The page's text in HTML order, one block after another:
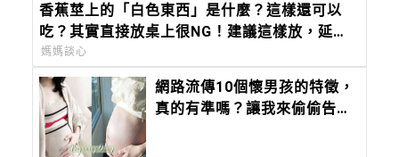
香蕉莖上的「白色東西」是什麼？這樣還可以
吃？其實直接放桌上很NG！建議這樣放，延長
保存期限！
媽媽談心
網路流傳10個懷男孩的特徵，
真的有準嗎？讓我來偷偷告訴